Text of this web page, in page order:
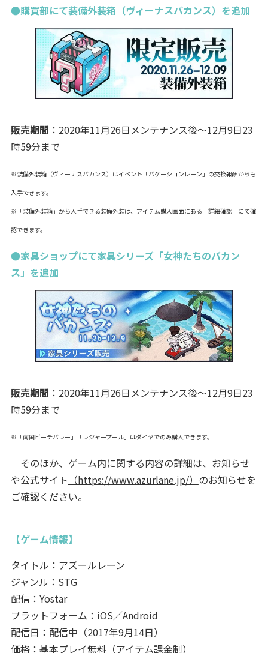
●購買部にて装備外装箱（ヴィーナスバカンス）を追加
販売期間 ：2020年11月26日メンテナンス後～12月9日23
時59分まで
※装備外装箱（ヴィーナスバカンス）はイベント「バケーションレーン」の交換報酬からも
入手できます。
※「装備外装箱」から入手できる装備外装は、アイテム購入画面にある「詳細確認」にて確
認できます。
●家具ショップにて家具シリーズ「女神たちのバカン
ス」を追加
販売期間 ：2020年11月26日メンテナンス後～12月9日23
時59分まで
※「南国ビーチバレー」「レジャープール」はダイヤでのみ購入できます。
そのほか、ゲーム内に関する内容の詳細は、お知らせ
や公式サイト （https://www.azurlane.jp/） のお知らせを
ご確認ください。
【ゲーム情報】
タイトル：アズールレーン
ジャンル：STG
配信：Yostar
プラットフォーム：iOS／Android
配信日：配信中（2017年9月14日）
価格：基本プレイ無料（アイテム課金制）